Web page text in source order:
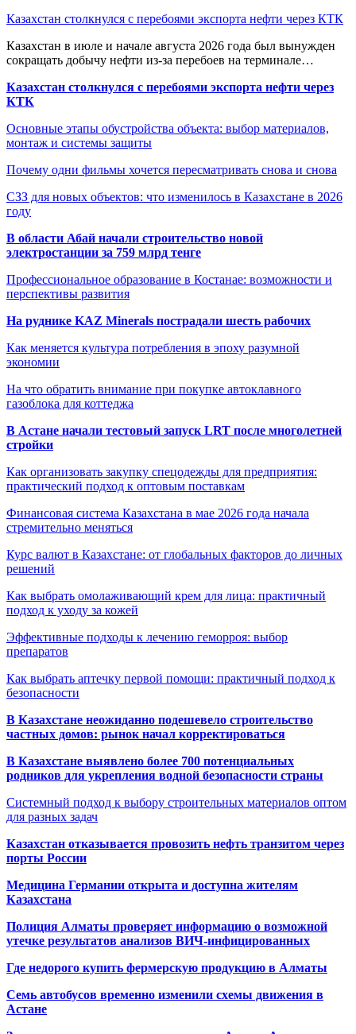
Казахстан столкнулся с перебоями экспорта нефти через КТК
Казахстан в июле и начале августа 2026 года был вынужден
сокращать добычу нефти из-за перебоев на терминале…
Казахстан столкнулся с перебоями экспорта нефти через
КТК
Основные этапы обустройства объекта: выбор материалов,
монтаж и системы защиты
Почему одни фильмы хочется пересматривать снова и снова
СЗЗ для новых объектов: что изменилось в Казахстане в 2026
году
В области Абай начали строительство новой
электростанции за 759 млрд тенге
Профессиональное образование в Костанае: возможности и
перспективы развития
На руднике KAZ Minerals пострадали шесть рабочих
Как меняется культура потребления в эпоху разумной
экономии
На что обратить внимание при покупке автоклавного
газоблока для коттеджа
В Астане начали тестовый запуск LRT после многолетней
стройки
Как организовать закупку спецодежды для предприятия:
практический подход к оптовым поставкам
Финансовая система Казахстана в мае 2026 года начала
стремительно меняться
Курс валют в Казахстане: от глобальных факторов до личных
решений
Как выбрать омолаживающий крем для лица: практичный
подход к уходу за кожей
Эффективные подходы к лечению геморроя: выбор
препаратов
Как выбрать аптечку первой помощи: практичный подход к
безопасности
В Казахстане неожиданно подешевело строительство
частных домов: рынок начал корректироваться
В Казахстане выявлено более 700 потенциальных
родников для укрепления водной безопасности страны
Системный подход к выбору строительных материалов оптом
для разных задач
Казахстан отказывается провозить нефть транзитом через
порты России
Медицина Германии открыта и доступна жителям
Казахстана
Полиция Алматы проверяет информацию о возможной
утечке результатов анализов ВИЧ-инфицированных
Где недорого купить фермерскую продукцию в Алматы
Семь автобусов временно изменили схемы движения в
Астане